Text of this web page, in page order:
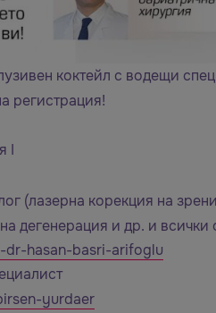
коктейл с водещи
регистрация!
I
(лазерна корекция на
дегенерация и др. и
hasan-basri-arifoglu
yurdaer